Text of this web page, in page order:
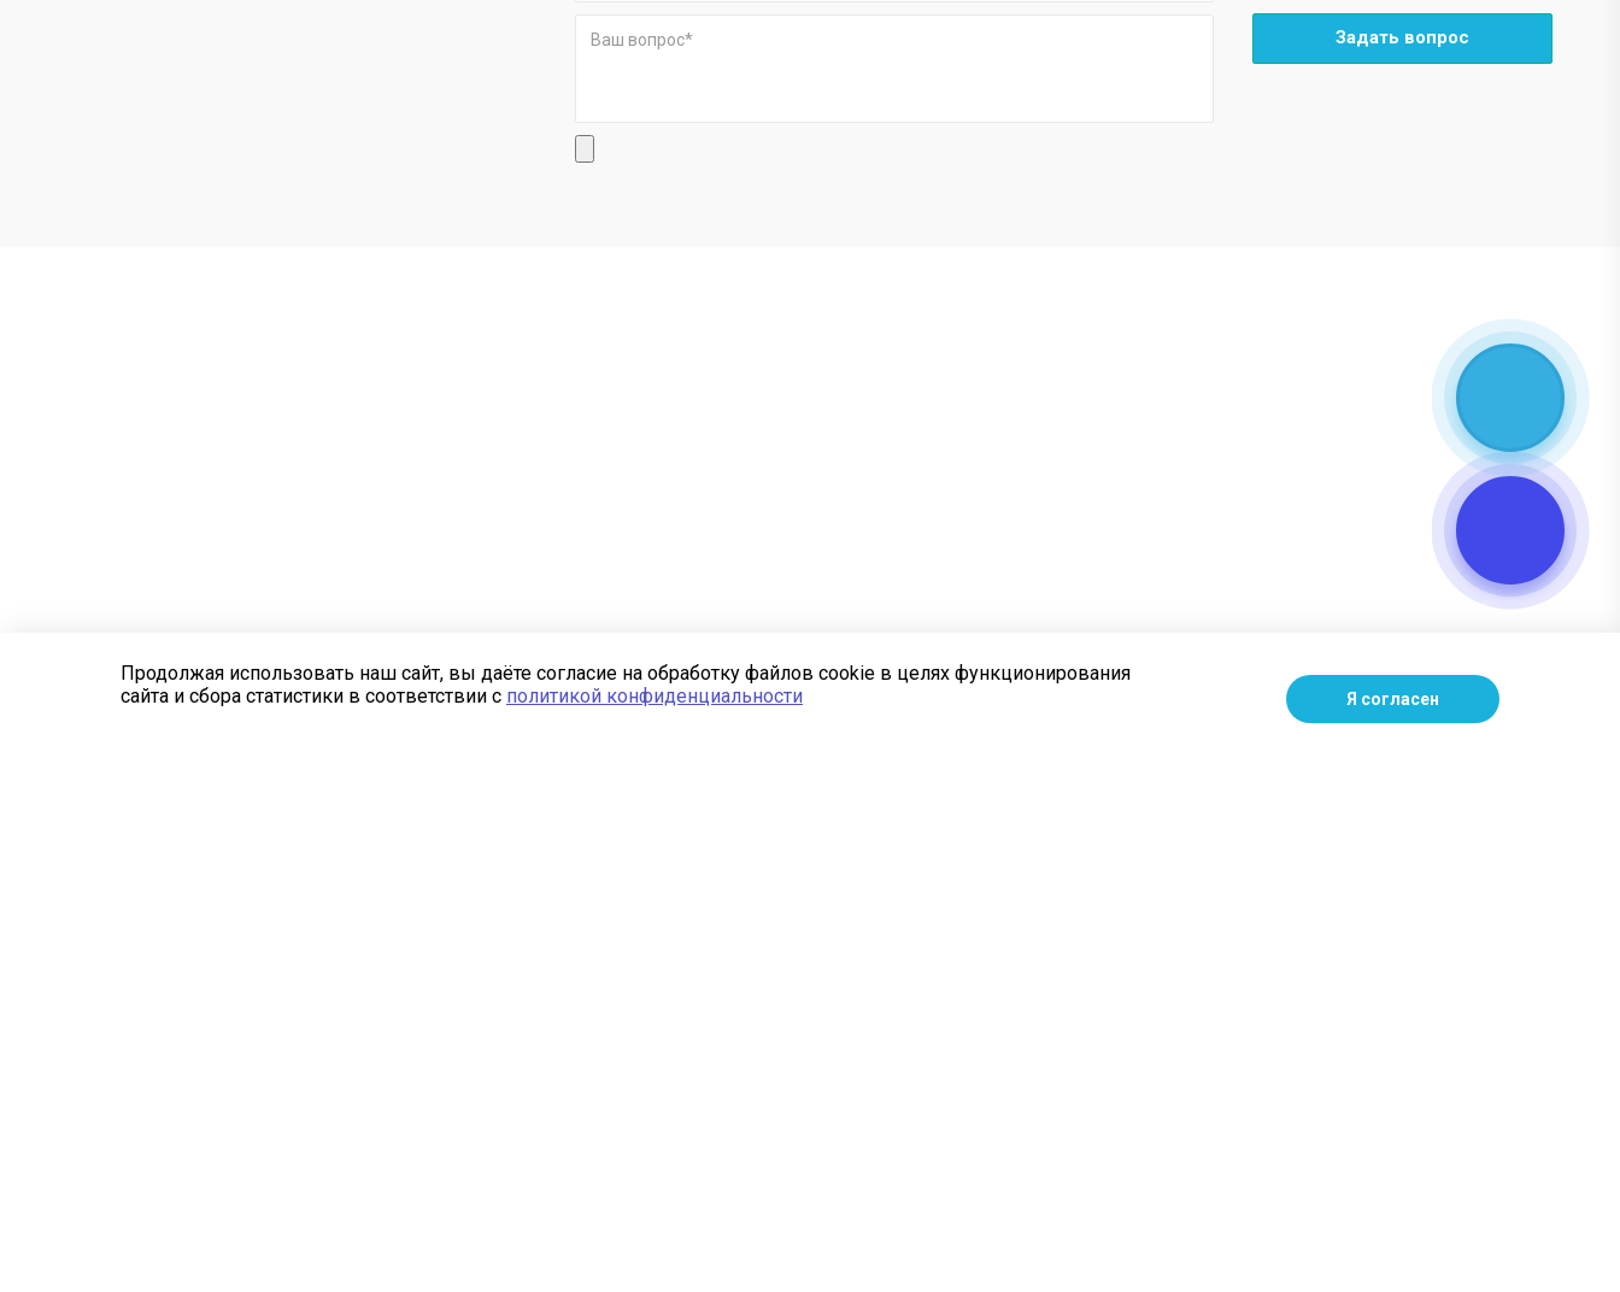
Задать вопрос
Продолжая использовать наш сайт, вы даёте согласие на обработку файлов cookie в целях функционирования
сайта и сбора статистики в соответствии с политикой конфиденциальности Я согласен